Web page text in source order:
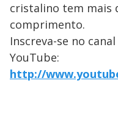
cristalino tem mais
comprimento.
Inscreva-se no
YouTube:
http://